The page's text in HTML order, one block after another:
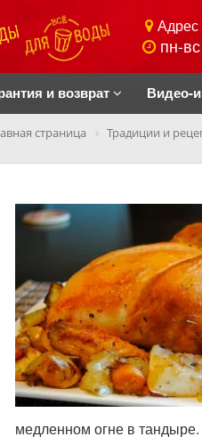
Адрес
пн-
и возврат Видео-
страница Традиции и
медленном огне в